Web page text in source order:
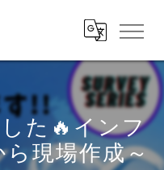
た🔥インフ
現場作成～